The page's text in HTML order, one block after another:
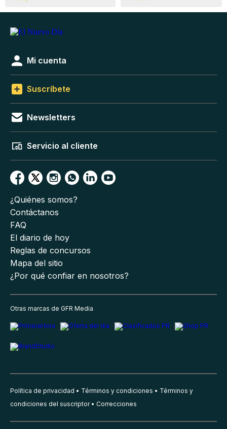
Mi cuenta
Suscríbete
Newsletters
Servicio al cliente
¿Quiénes somos?
Contáctanos
FAQ
El diario de hoy
Reglas de concursos
Mapa del sitio
¿Por qué confiar en nosotros?
Otras marcas de GFR Media
Política de privacidad Términos y condiciones
Términos y
condiciones del suscriptor
Correcciones